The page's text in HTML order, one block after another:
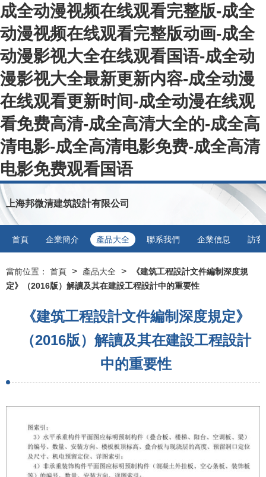
成全动漫视频在线观看完整版-成全
动漫视频在线观看完整版动画-成全
动漫影视大全在线观看国语-成全动
漫影视大全最新更新内容-成全动漫
在线观看更新时间-成全动漫在线观
看免费高清-成全高清大全的-成全高
清电影-成全高清电影免费-成全高清
电影免费观看国语
上海邦微清建筑設計有限公司
首頁 企業簡介 產品大全 聯系我們 企業信息 訪客
當前位置： 首頁 > 產品大全 >
《建筑工程設計文件編制深度規
定》（2016版）解讀及其在建設工程設計中的重要性
《建筑工程設計文件編制深度規定》
（2016版）解讀及其在建設工程設計
中的重要性